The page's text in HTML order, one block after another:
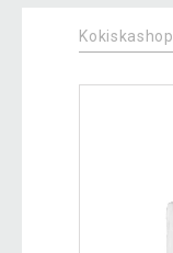
Kokiskashop